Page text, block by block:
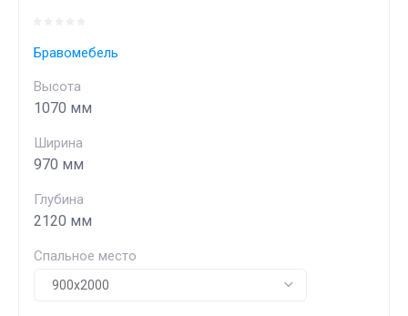
Бравомебель
Высота
1070 мм
Ширина
970 мм
Глубина
2120 мм
Спальное место